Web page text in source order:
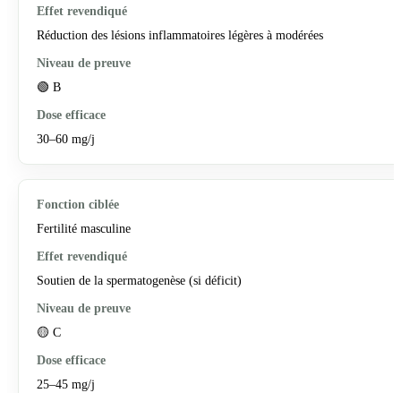
Réduction des lésions inflammatoires légères à modérées
🟢 B
30–60 mg/j
Fertilité masculine
Soutien de la spermatogenèse (si déficit)
🟡 C
25–45 mg/j